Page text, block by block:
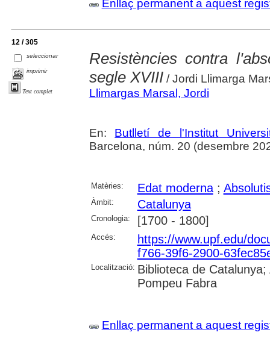
Enllaç permanent a aquest
12 / 305
seleccionar
imprimir
Text complet
Resistències contra
segle XVIII / Jordi Llimarga
Llimargas Marsal, Jordi
En: Butlletí de l'Institut
Barcelona, núm. 20 (desembre
Matèries: Edat moderna;
Àmbit: Catalunya
Cronologia: [1700 - 1800]
Accés:
https://www.upf.edu/
f766-39f6-2900-
Localització: Biblioteca de
Pompeu Fabra
Enllaç permanent a aquest